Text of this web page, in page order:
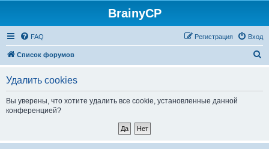
BrainyCP
FAQ Вход
Регистрация
Список форумов
Удалить cookies
Вы уверены, что хотите удалить все cookie, установленные данной
конференцией?